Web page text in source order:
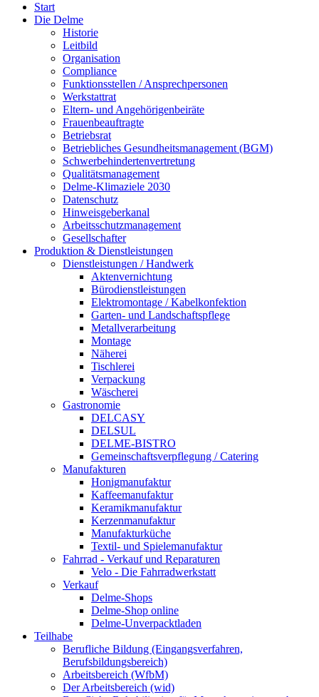
Start
Die Delme
Historie
Leitbild
Organisation
Compliance
Funktionsstellen / Ansprechpersonen
Werkstattrat
Eltern- und Angehörigenbeiräte
Frauenbeauftragte
Betriebsrat
Betriebliches Gesundheitsmanagement (BGM)
Schwerbehindertenvertretung
Qualitätsmanagement
Delme-Klimaziele 2030
Datenschutz
Hinweisgeberkanal
Arbeitsschutzmanagement
Gesellschafter
Produktion & Dienstleistungen
Dienstleistungen / Handwerk
Aktenvernichtung
Bürodienstleistungen
Elektromontage / Kabelkonfektion
Garten- und Landschaftspflege
Metallverarbeitung
Montage
Näherei
Tischlerei
Verpackung
Wäscherei
Gastronomie
DELCASY
DELSUL
DELME-BISTRO
Gemeinschaftsverpflegung / Catering
Manufakturen
Honigmanufaktur
Kaffeemanufaktur
Keramikmanufaktur
Kerzenmanufaktur
Manufakturküche
Textil- und Spielemanufaktur
Fahrrad - Verkauf und Reparaturen
Velo - Die Fahrradwerkstatt
Verkauf
Delme-Shops
Delme-Shop online
Delme-Unverpacktladen
Teilhabe
Berufliche Bildung (Eingangsverfahren,
Berufsbildungsbereich)
Arbeitsbereich (WfbM)
Der Arbeitsbereich (wid)